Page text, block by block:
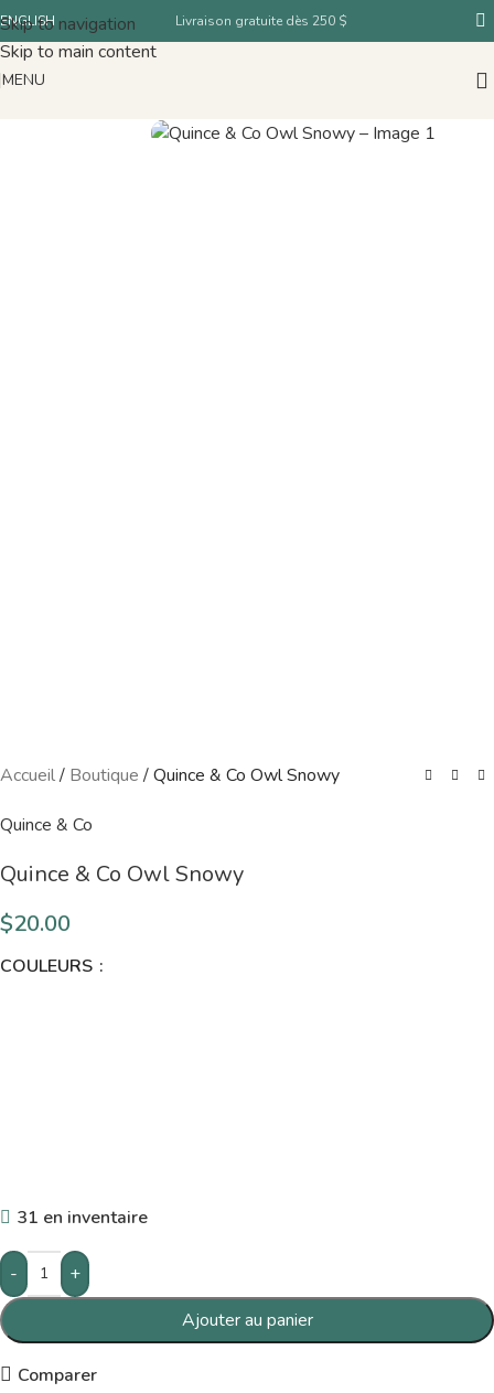
Skip to navigation
Skip to main content
ENGLISH Livraison gratuite dès 250 $
MENU
Accueil/ Boutique /Quince & Co Owl Snowy
Quince & Co
Quince & Co Owl Snowy
$20.00
COULEURS
31 en inventaire
-
+
Ajouter au panier
Comparer